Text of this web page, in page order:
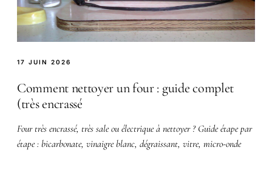
17 JUIN 2026
Comment nettoyer un four : guide complet
(très encrassé
Four très encrassé, très sale ou électrique à nettoyer ? Guide étape par
étape : bicarbonate, vinaigre blanc, dégraissant, vitre, micro-onde